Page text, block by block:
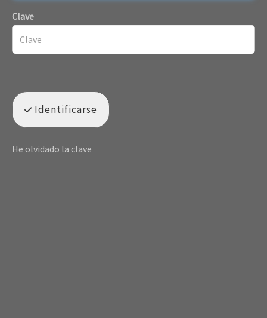
Clave
Identificarse
He olvidado la clave